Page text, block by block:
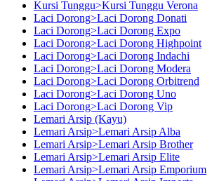
Kursi Tunggu>Kursi Tunggu Verona
Laci Dorong>Laci Dorong Donati
Laci Dorong>Laci Dorong Expo
Laci Dorong>Laci Dorong Highpoint
Laci Dorong>Laci Dorong Indachi
Laci Dorong>Laci Dorong Modera
Laci Dorong>Laci Dorong Orbitrend
Laci Dorong>Laci Dorong Uno
Laci Dorong>Laci Dorong Vip
Lemari Arsip (Kayu)
Lemari Arsip>Lemari Arsip Alba
Lemari Arsip>Lemari Arsip Brother
Lemari Arsip>Lemari Arsip Elite
Lemari Arsip>Lemari Arsip Emporium